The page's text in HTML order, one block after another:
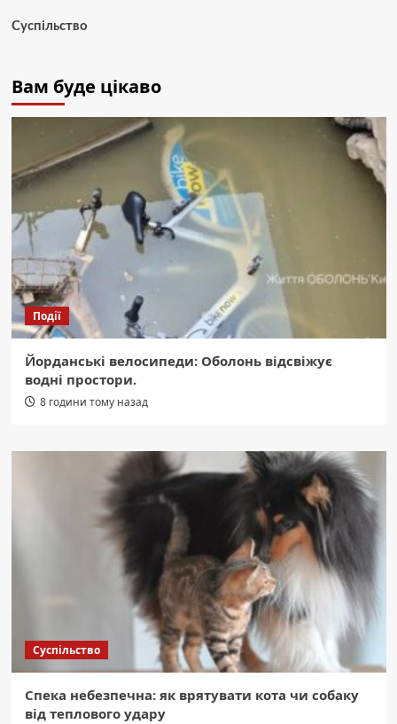
Суспільство
Вам буде цікаво
Події
Йорданські велосипеди: Оболонь відсвіжує
водні простори.
8 години тому назад
Суспільство
Спека небезпечна: як врятувати кота чи собаку
від теплового удару